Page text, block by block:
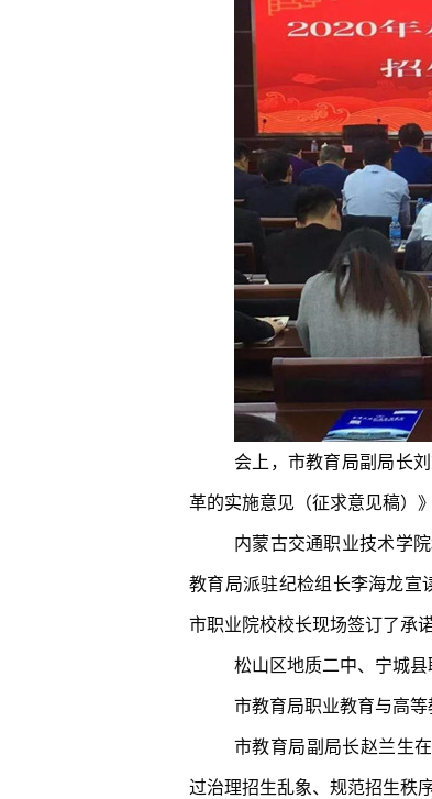
会上，市教育局副局长
革的实施意见（征求意见稿）
内蒙古交通职业技术学
教育局派驻纪检组长李海龙
市职业院校校长现场签订了承诺
松山区地质二中、宁城
市教育局职业教育与高
市教育局副局长赵兰生
过治理招生乱象、规范招生秩